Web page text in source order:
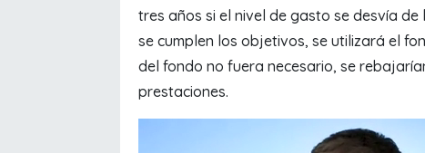
tres años si el nivel de gasto se desvía de
se cumplen los objetivos, se utilizará el
del fondo no fuera necesario, se
prestaciones.